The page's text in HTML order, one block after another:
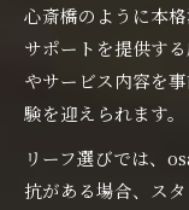
心斎橋のように本
サポートを提供す
やサービス内容を
験を迎えられます。
リーフ選びでは、
抗がある場合、ス